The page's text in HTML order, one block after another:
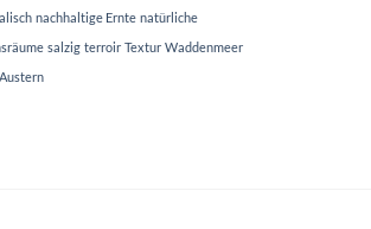
nachhaltige Ernte natürliche
salzig terroir Textur Waddenmeer